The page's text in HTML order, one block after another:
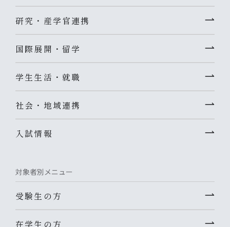
研究・産学官連携
国際展開・留学
学生生活・就職
社会・地域連携
入試情報
対象者別メニュー
受験生の方
在学生の方